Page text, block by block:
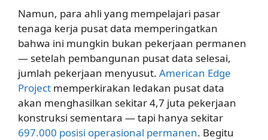
Namun, para ahli yang mempelajari pasar
tenaga kerja pusat data memperingatkan
bahwa ini mungkin bukan pekerjaan permanen
— setelah pembangunan pusat data selesai,
jumlah pekerjaan menyusut. American Edge
Project memperkirakan ledakan pusat data
akan menghasilkan sekitar 4,7 juta pekerjaan
konstruksi sementara — tapi hanya sekitar
697.000 posisi operasional permanen. Begitu